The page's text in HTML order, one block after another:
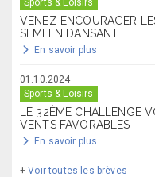
Sports & Loisirs
VENEZ ENCOURAGER
SEMI EN DANSANT
En savoir plus
01.10.2024
Sports & Loisirs
LE 32ÈME CHALLENGE
VENTS FAVORABLES
En savoir plus
+Voir toutes les brèves